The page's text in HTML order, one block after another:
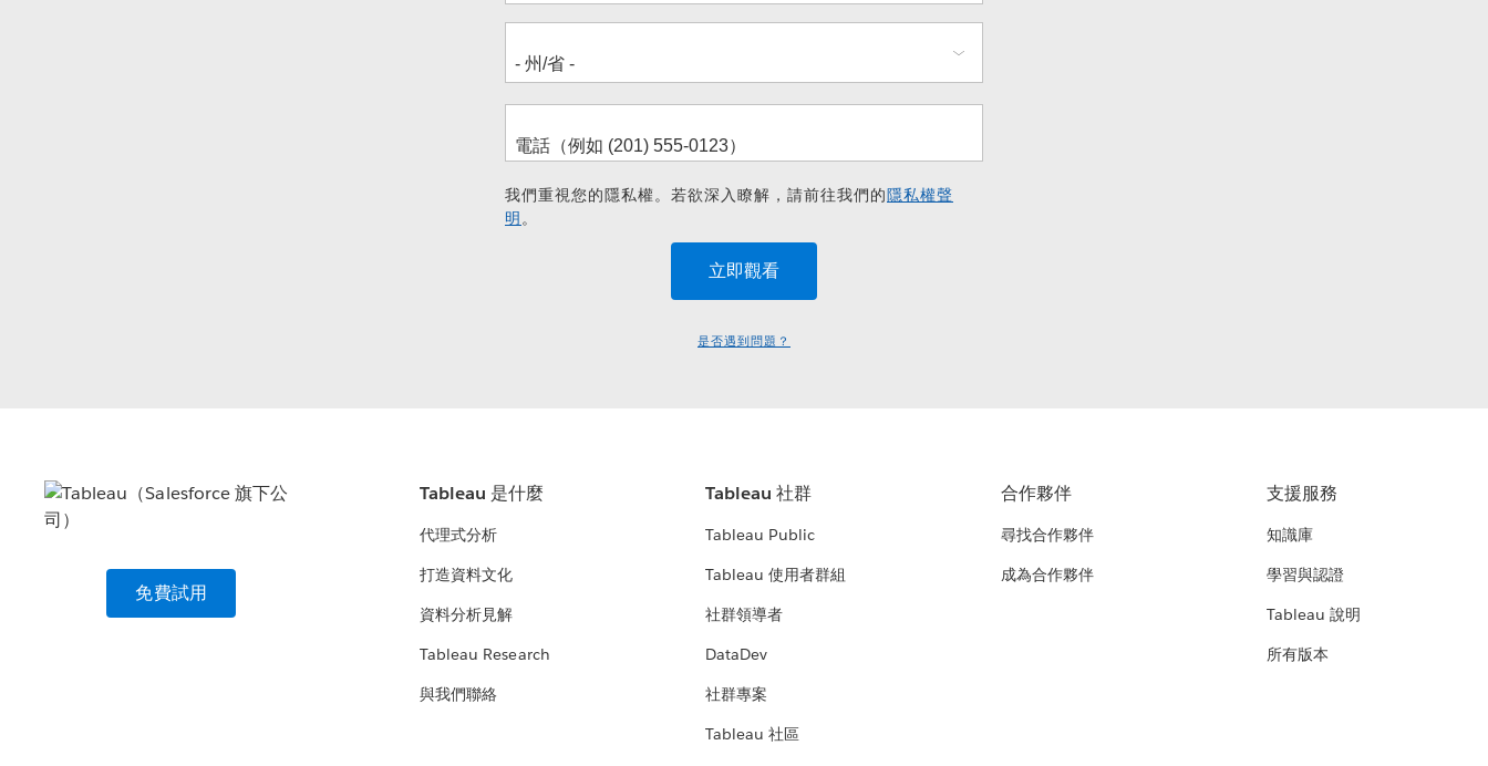
我們重視您的隱私權。若欲深入瞭解，請前往我們的隱私權聲
明。
是否遇到問題？
免費試用
Tableau 是什麼
代理式分析
打造資料文化
資料分析見解
Tableau Research
與我們聯絡
Tableau 社群
Tableau Public
Tableau 使用者群組
社群領導者
DataDev
社群專案
Tableau 社區
合作夥伴
尋找合作夥伴
成為合作夥伴
支援服務
知識庫
學習與認證
Tableau 說明
所有版本